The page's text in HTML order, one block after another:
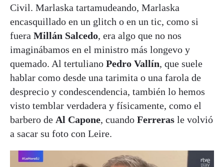
Civil. Marlaska tartamudeando, Marlaska
encasquillado en un glitch o en un tic, como si
fuera Millán Salcedo, era algo que no nos
imaginábamos en el ministro más longevo y
quemado. Al tertuliano Pedro Vallín, que suele
hablar como desde una tarimita o una farola de
desprecio y condescendencia, también lo hemos
visto temblar verdadera y físicamente, como el
barbero de Al Capone, cuando Ferreras le volvió
a sacar su foto con Leire.